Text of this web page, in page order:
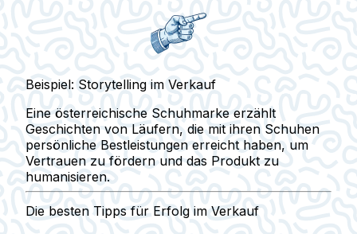
Beispiel: Storytelling im Verkauf
Eine österreichische Schuhmarke erzählt
Geschichten von Läufern, die mit ihren Schuhen
persönliche Bestleistungen erreicht haben, um
Vertrauen zu fördern und das Produkt zu
humanisieren.
Die besten Tipps für Erfolg im Verkauf